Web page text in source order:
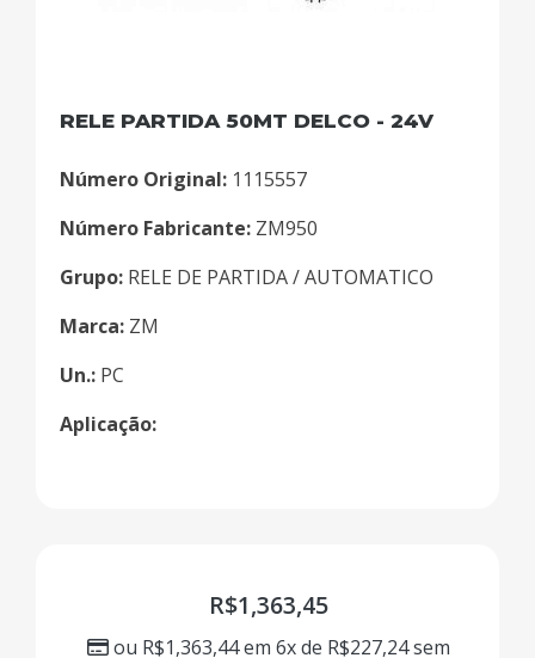
RELE PARTIDA 50MT DELCO - 24V
Número Original: 1115557
Número Fabricante: ZM950
Grupo: RELE DE PARTIDA / AUTOMATICO
Marca: ZM
Un.: PC
Aplicação:
R$1,363,45
ou R$1,363,44em 6x de R$227,24sem